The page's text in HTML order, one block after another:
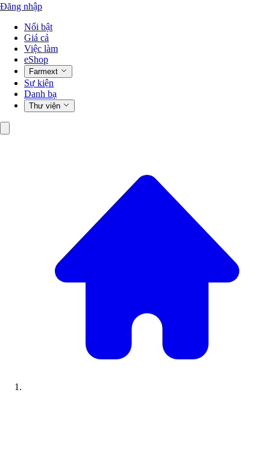
Đăng nhập
Nổi bật
Giá cả
Việc làm
eShop
Farmext
Sự kiện
Danh bạ
Thư viện